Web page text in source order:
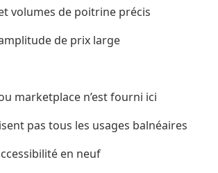
volumes de poitrine précis
de prix large
marketplace n’est fourni ici
pas tous les usages balnéaires
en neuf